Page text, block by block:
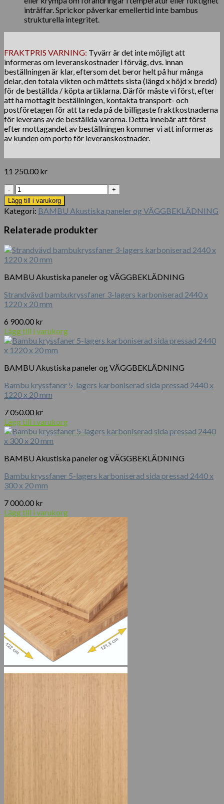
inträffar. Sprickor påverkar emellertid inte bambus
strukturella integritet.
FRAKTPRIS VARNING: Tyvärr är det inte möjligt att
informeras om leveranskostnader i förväg, dvs. innan
beställningen är klar, eftersom det beror helt på hur många
delar, den totala vikten och måttets sista (längd x höjd x bredd)
för de beställda / köpta artiklarna. Därför måste vi först, efter
att ha mottagit beställningen, kontakta transport- och
postföretagen för att ta reda på de billigaste fraktkostnaderna
för leverans av de beställda varorna. Detta innebär att först
efter mottagandet av beställningen kommer vi att informeras
av kunden om porto för leveranskostnader.
11 250.00 kr
Bambus
Pergola
Tali
3
x
3
mängd
Lägg till i varukorg
Kategori: BAMBU Akustiska paneler og VÄGGBEKLÄDNING
Relaterade produkter
BAMBU Akustiska paneler og VÄGGBEKLÄDNING
Strandvävd bambukryssfaner 3-lagers karboniserad 2440 x
1220 x 20 mm
6 900.00 kr
Lägg till i varukorg
BAMBU Akustiska paneler og VÄGGBEKLÄDNING
Bambu kryssfaner 5-lagers karboniserad sida pressad 2440 x
1220 x 20 mm
7 050.00 kr
Lägg till i varukorg
BAMBU Akustiska paneler og VÄGGBEKLÄDNING
Bambu kryssfaner 5-lagers karboniserad sida pressad 2440 x
300 x 20 mm
7 000.00 kr
Lägg till i varukorg